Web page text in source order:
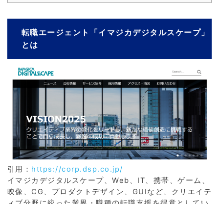
転職エージェント「イマジカデジタルスケープ」
とは
引用： https://corp.dsp.co.jp/
イマジカデジタルスケープ、Web、IT、携帯、ゲーム、
映像、CG、プロダクトデザイン、GUIなど、クリエイテ